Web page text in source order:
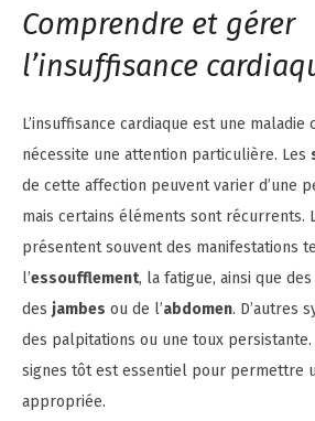
Comprendre et gérer
l’insuffisance
L’insuffisance cardiaque est une maladie
nécessite une attention particulière. Les
de cette affection peuvent varier d’une
mais certains éléments sont récurrents.
présentent souvent des manifestations
l’essoufflement, la fatigue, ainsi que
des jambes ou de l’abdomen. D’autres
des palpitations ou une toux persistante.
signes tôt est essentiel pour permettre
appropriée.